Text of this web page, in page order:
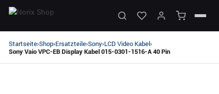
Startseite›Shop›Ersatzteile›Sony›LCD Video Kabel›
Sony Vaio VPC-EB Display Kabel 015-0301-1516-A 40 Pin